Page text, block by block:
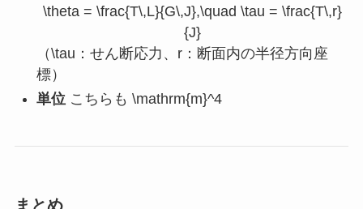
\theta = \frac{T\,L}{G\,J},\quad \tau = \frac{T\,r}
{J}
（\tau ：せん断応力、 r：断面内の半径方向座
標）
単位こちらも \mathrm{m}^4
まとめ